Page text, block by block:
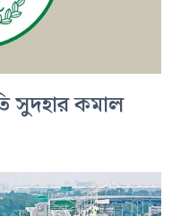
সুদহার কমাল